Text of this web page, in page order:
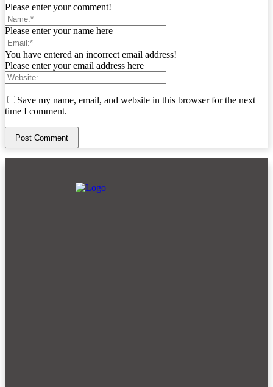
Please enter your comment!
Please enter your name here
You have entered an incorrect email address!
Please enter your email address here
Save my name, email, and website in this browser for the next
time I comment.